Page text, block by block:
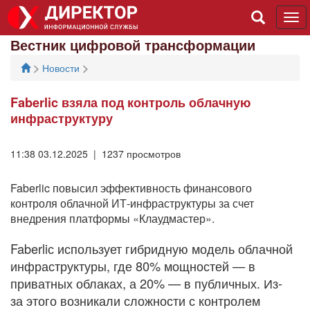
Вестник цифровой трансформации
> Новости >
Faberlic взяла под контроль облачную
инфраструктуру
11:38 03.12.2025 | 1237 просмотров
Faberlic повысил эффективность финансового
контроля облачной ИТ-инфраструктуры за счет
внедрения платформы «Клаудмастер».
Faberliс использует гибридную модель облачной
инфраструктуры, где 80% мощностей — в
приватных облаках, а 20% — в публичных. Из-
за этого возникали сложности с контролем